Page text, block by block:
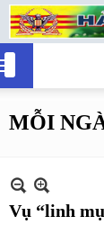
MỖI
Vụ “linh